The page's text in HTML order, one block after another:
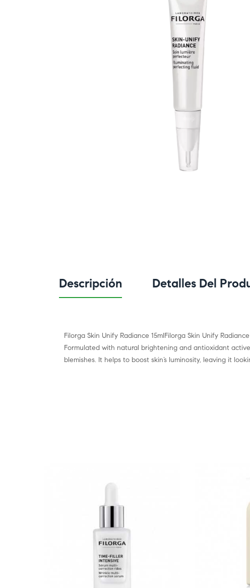
Descripción Detalles Del
Filorga Skin Unify Radiance 15mlFilorga Skin Unify
Formulated with natural brightening and antioxidant
blemishes. It helps to boost skin’s luminosity, leaving it